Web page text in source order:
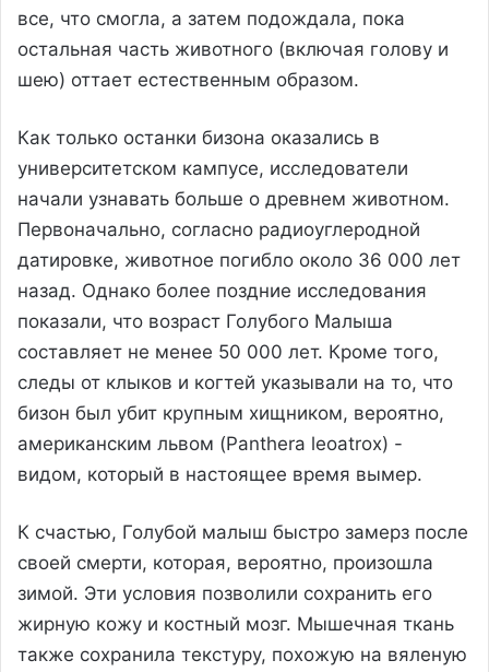
все, что смогла, а затем подождала, пока
остальная часть животного (включая голову и
шею) оттает естественным образом.
Как только останки бизона оказались в
университетском кампусе, исследователи
начали узнавать больше о древнем животном.
Первоначально, согласно радиоуглеродной
датировке, животное погибло около 36 000 лет
назад. Однако более поздние исследования
показали, что возраст Голубого Малыша
составляет не менее 50 000 лет. Кроме того,
следы от клыков и когтей указывали на то, что
бизон был убит крупным хищником, вероятно,
американским львом (Panthera leoatrox) -
видом, который в настоящее время вымер.
К счастью, Голубой малыш быстро замерз после
своей смерти, которая, вероятно, произошла
зимой. Эти условия позволили сохранить его
жирную кожу и костный мозг. Мышечная ткань
также сохранила текстуру, похожую на вяленую